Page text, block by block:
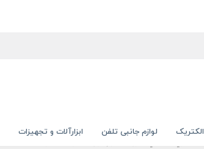
الکتریک لوازم جانبی تلفن ابزارآلات و تجهیزات